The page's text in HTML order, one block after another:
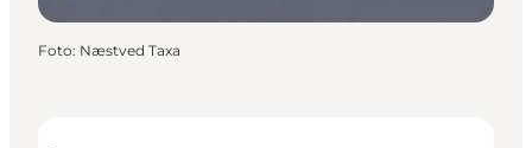
Foto: Næstved Taxa